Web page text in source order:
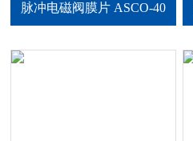
脉冲电磁阀膜片 ASCO-40